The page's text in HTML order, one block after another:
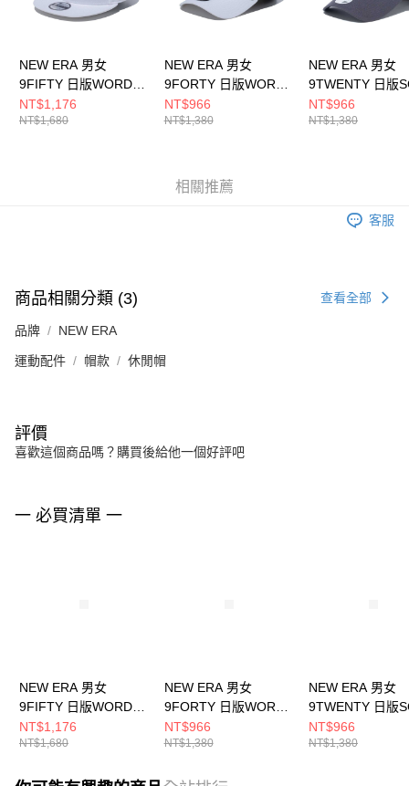
NEW ERA 男女
9FIFTY 日版WORD
MARK NE
NE14201404
NT$1,176
NT$1,680
NEW ERA 男女
9FORTY 日版WORD
MARK NE
NE14201420
NT$966
NT$1,380
NEW ERA 男女
9TWENTY 日版
NE NE14201382
NT$966
NT$1,380
相關推薦
客服
商品相關分類 (3) 查看全部
品牌 NEW ERA
運動配件 帽款 休閒帽
評價
喜歡這個商品嗎？購買後給他一個好評吧
一 必買清單 一
NEW ERA 男女
9FIFTY 日版WORD
MARK NE
NE14201404
NT$1,176
NT$1,680
NEW ERA 男女
9FORTY 日版WORD
MARK NE
NE14201420
NT$966
NT$1,380
NEW ERA 男女
9TWENTY 日版
NE NE14201382
NT$966
NT$1,380